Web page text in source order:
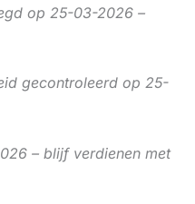
op 25-03-2026 –
gecontroleerd op 25-
– blijf verdienen met